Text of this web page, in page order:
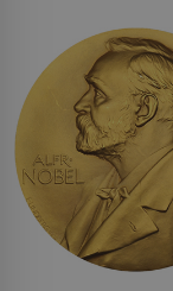
klidného ptáčka,
času tráví na
domovinou je
pobřežní oblasti.